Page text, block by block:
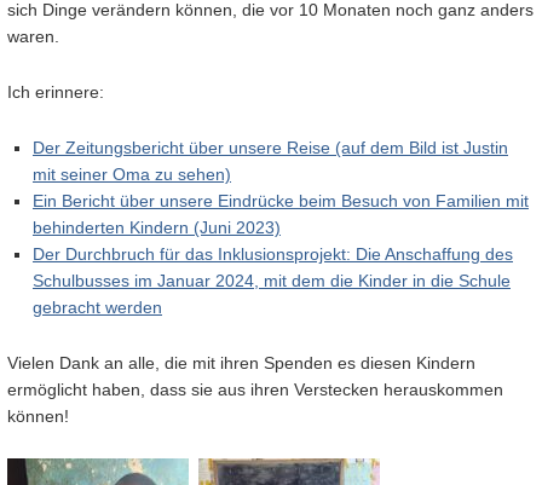
sich Dinge verändern können, die vor 10 Monaten noch ganz anders
waren.
Ich erinnere:
Der Zeitungsbericht über unsere Reise (auf dem Bild ist Justin
mit seiner Oma zu sehen)
Ein Bericht über unsere Eindrücke beim Besuch von Familien mit
behinderten Kindern (Juni 2023)
Der Durchbruch für das Inklusionsprojekt: Die Anschaffung des
Schulbusses im Januar 2024, mit dem die Kinder in die Schule
gebracht werden
Vielen Dank an alle, die mit ihren Spenden es diesen Kindern
ermöglicht haben, dass sie aus ihren Verstecken herauskommen
können!